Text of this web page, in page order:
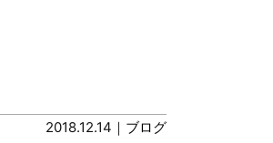
2018.12.14｜ ブログ